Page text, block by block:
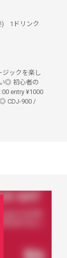
)
1ドリンク
ジックを楽し
◎ 初心者の
entry ¥1000
CDJ-900 /